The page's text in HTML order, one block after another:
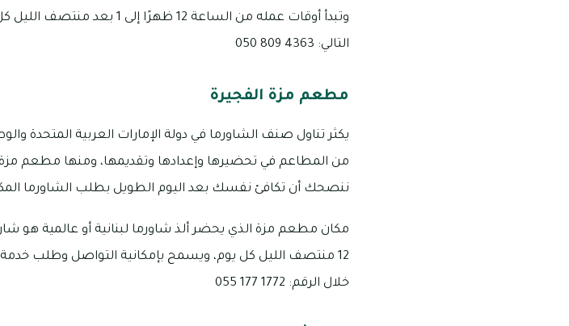
وتبدأ أوقات عمله من الساعة 12
التالي: 4363 809 050
مطعم مزة الفجيرة
يكثر تناول صنف الشاورما في دولة الإمارات العربية المتحدة
من المطاعم في تحضيرها وإعدادها وتقديمها، ومنها مطعم مزة،
ننصحك أن تكافئ نفسك بعد اليوم الطويل بطلب الشاورما
12 منتصف الليل كل يوم، ويسمح بإمكانية التواصل وطلب
خلال الرقم: 1772 177 055